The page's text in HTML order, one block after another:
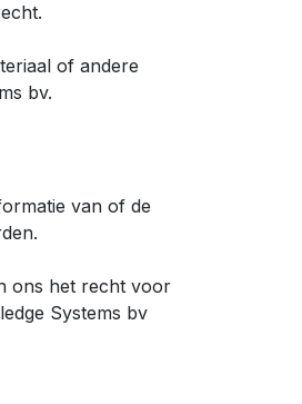
of andere
bv.
van of de
ons het recht voor
Systems bv